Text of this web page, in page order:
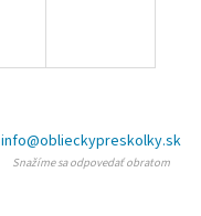
info@oblieckypreskolky.sk
Snažíme sa odpovedať obratom